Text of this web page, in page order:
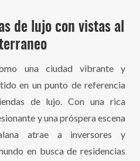
de lujo con vistas al
una ciudad vibrante y
en un punto de referencia
de lujo. Con una rica
y una próspera escena
atrae a inversores y
en busca de residencias